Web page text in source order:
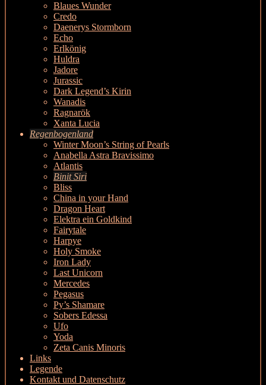
Blaues Wunder
Credo
Daenerys Stormborn
Echo
Erlkönig
Huldra
Jadore
Jurassic
Dark Legend’s Kirin
Wanadis
Ragnarök
Xanta Lucia
Regenbogenland
Winter Moon’s String of Pearls
Anabella Astra Bravissimo
Atlantis
Binit Siri
Bliss
China in your Hand
Dragon Heart
Elektra ein Goldkind
Fairytale
Harpye
Holy Smoke
Iron Lady
Last Unicorn
Mercedes
Pegasus
Py’s Shamare
Sobers Edessa
Ufo
Yoda
Zeta Canis Minoris
Links
Legende
Kontakt und Datenschutz